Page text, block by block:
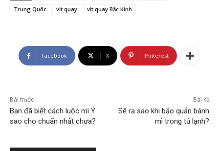
Trung Quốc
vịt quay vịt quay Bắc Kinh
Facebook X Pinterest
Bài trước
Bạn đã biết cách luộc mì Ý
sao cho chuẩn nhất chưa?
Bài kế
Sẽ ra sao khi bảo quản bánh
mì trong tủ lạnh?